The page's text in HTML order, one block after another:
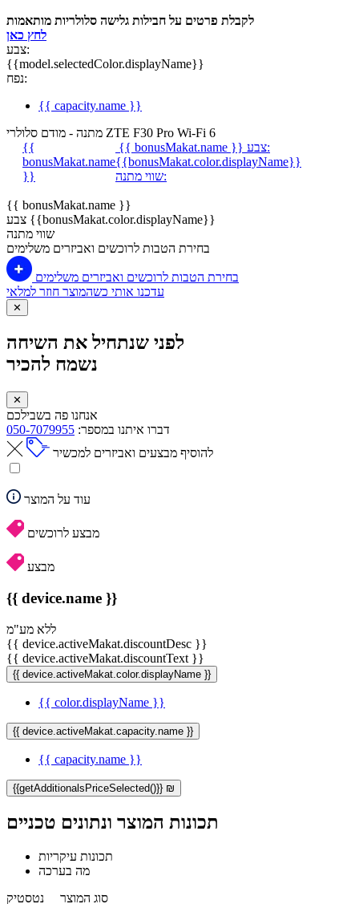
לקבלת פרטים על חבילות גלישה סלולריות מותאמות
לחץ כאן
צבע:
{{model.selectedColor.displayName}}
נפח:
{{ capacity.name }}
מתנה - מודם סלולרי ZTE F30 Pro Wi-Fi 6
{{
bonusMakat.name
}}
{{ bonusMakat.name }}
צבע:
{{bonusMakat.color.displayName}}
שווי מתנה:
{{ bonusMakat.name }}
צבע {{bonusMakat.color.displayName}}
שווי מתנה
בחירת הטבות לרוכשים ואביזרים משלימים
בחירת הטבות לרוכשים ואביזרים משלימים
עדכנו אותי כשהמוצר חוזר למלאי
✕
לפני שנתחיל את השיחה
נשמח להכיר
✕
אנחנו פה בשבילכם
דברו איתנו במספר: 050-7079955
להוסיף מבצעים ואביזרים למכשיר
עוד על המוצר
מבצע לרוכשים
מבצע
{{ device.name }}
ללא מע"מ
{{ device.activeMakat.discountDesc }}
{{ device.activeMakat.discountText }}
{{ device.activeMakat.color.displayName }}
{{ color.displayName }}
{{ device.activeMakat.capacity.name }}
{{ capacity.name }}
{{getAdditionalsPriceSelected()}} ₪
תכונות המוצר ונתונים טכניים
תכונות עיקריות
מה בערכה
סוג המוצר נטסטיק